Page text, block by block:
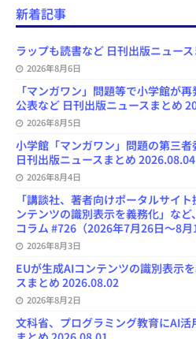
e
b
o
k
s
y
o
o
n
a
s
u
e
C
a
n
n
新着記事
ラップも読書など 日刊出版ニュー
2026年8月6日
「マンガワン」問題等で小学館が
公表など 日刊出版ニュースまとめ
2026年8月5日
小学館「マンガワン」問題の第三
日刊出版ニュースまとめ 2026.08.04
2026年8月4日
「講談社、著者向けポータルサイ
ンテンツの識別表示を義務化」な
コラム #726（2026年7月26日～8月1
2026年8月3日
EUが生成AIコンテンツの識別表示
スまとめ 2026.08.02
2026年8月2日
文科省、プログラミング教育にAI